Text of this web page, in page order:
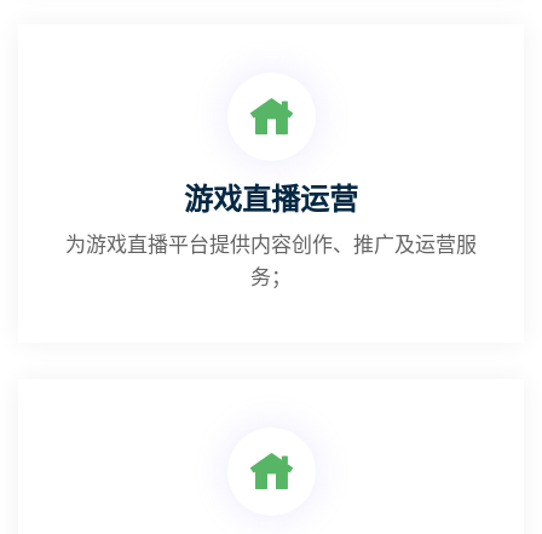
游戏直播运营
为游戏直播平台提供内容创作、推广及运营服
务；